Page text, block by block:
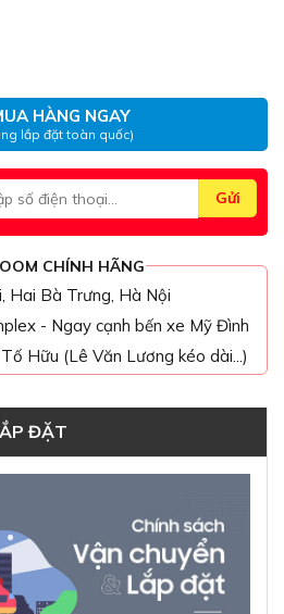
HÀNG NGAY
lắp đặt toàn quốc)
CHÍNH HÃNG
Hai Bà Trưng, Hà Nội
- Ngay cạnh bến xe Mỹ Đình
Hữu (Lê Văn Lương kéo dài...)
ĐẶT